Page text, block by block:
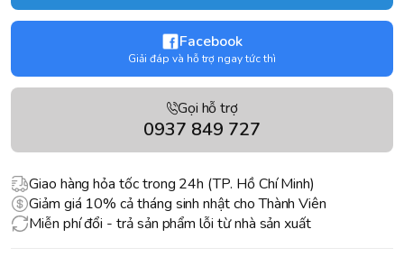
Facebook
Giải đáp và hỗ trợ ngay tức thì
Gọi hỗ trợ
0937 849 727
Giao hàng hỏa tốc trong 24h (TP. Hồ Chí Minh)
Giảm giá 10% cả tháng sinh nhật cho Thành Viên
Miễn phí đổi - trả sản phẩm lỗi từ nhà sản xuất